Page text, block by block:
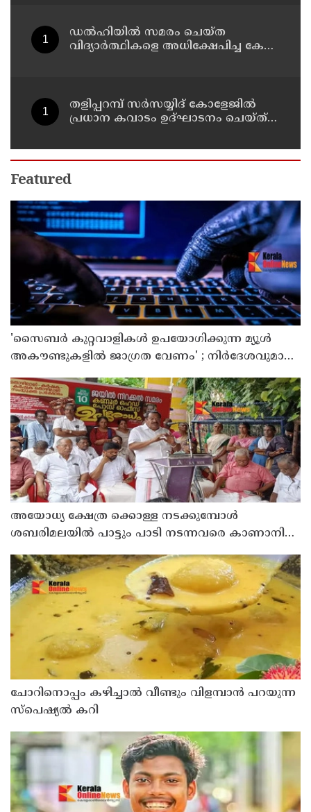
ഡൽഹിയിൽ സമരം ചെയ്ത
വിദ്യാർത്ഥികളെ അധിക്ഷേപിച്ച കേസ്
തളിപ്പറമ്പ് സർസയ്യിദ് കോളേജിൽ
പ്രധാന കവാടം ഉദ്ഘാടനം ചെയ്ത്
മന്ത്രിയുമായ പി കെ കുഞ്ഞാലിക്കുട്ടി
Featured
'സൈബര്‍ കുറ്റവാളികള്‍ ഉപയോഗിക്കുന്ന മ്യൂള്‍
അകൗണ്ടുകളില്‍ ജാഗ്രത വേണം' ; നിര്‍ദേശവുമായി
അയോധ്യ ക്ഷേത്ര ക്കൊള്ള നടക്കുമ്പോൾ
ശബരിമലയിൽ പാട്ടും പാടി നടന്നവരെ കാണാനില്ല ;
ചോറിനൊപ്പം കഴിച്ചാൽ വീണ്ടും വിളമ്പാൻ പറയുന്ന
സ്പെഷ്യൽ കറി